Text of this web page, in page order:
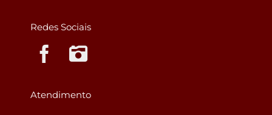
Redes Sociais
Atendimento